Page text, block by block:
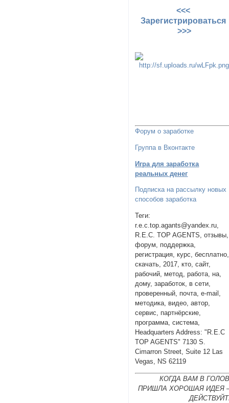
<<<
Зарегистрироваться
>>>
Форум о заработке
Группа в Вконтакте
Игра для заработка
реальных денег
Подписка на рассылку новых
способов заработка
Теги:
r.e.c.top.agants@yandex.ru,
R.E.C. TOP AGENTS, отзывы,
форум, поддержка,
регистрация, курс, бесплатно,
скачать, 2017, кто, сайт,
рабочий, метод, работа, на,
дому, заработок, в сети,
проверенный, почта, e-mail,
методика, видео, автор,
сервис, партнёрские,
программа, система,
Headquarters Address: "R.E.C
TOP AGENTS" 7130 S.
Cimarron Street, Suite 12 Las
Vegas, NS 62119
КОГДА ВАМ В
ПРИШЛА ХОРОШАЯ ИДЕЯ